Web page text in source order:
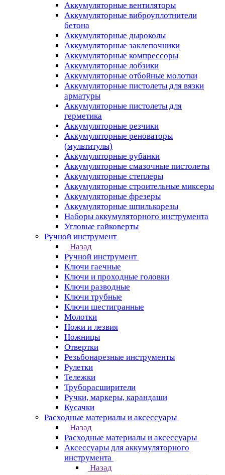
Аккумуляторные вентиляторы
Аккумуляторные виброуплотнители
бетона
Аккумуляторные дыроколы
Аккумуляторные заклепочники
Аккумуляторные компрессоры
Аккумуляторные лобзики
Аккумуляторные отбойные молотки
Аккумуляторные пистолеты для вязки
арматуры
Аккумуляторные пистолеты для
герметика
Аккумуляторные резчики
Аккумуляторные реноваторы
(мультитулы)
Аккумуляторные рубанки
Аккумуляторные смазочные пистолеты
Аккумуляторные степлеры
Аккумуляторные строительные миксеры
Аккумуляторные фрезеры
Аккумуляторные шпилькорезы
Наборы аккумуляторного инструмента
Угловые гайковерты
Ручной инструмент
Назад
Ручной инструмент
Ключи гаечные
Ключи и проходные головки
Ключи разводные
Ключи трубные
Ключи шестигранные
Молотки
Ножи и лезвия
Ножницы
Отвертки
Резьбонарезные инструменты
Рулетки
Тележки
Труборасширители
Ручки, маркеры, карандаши
Кусачки
Расходные материалы и аксессуары
Назад
Расходные материалы и аксессуары
Аксессуары для аккумуляторного
инструмента
Назад